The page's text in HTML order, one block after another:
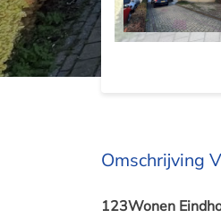
Omschrijving
123Wonen